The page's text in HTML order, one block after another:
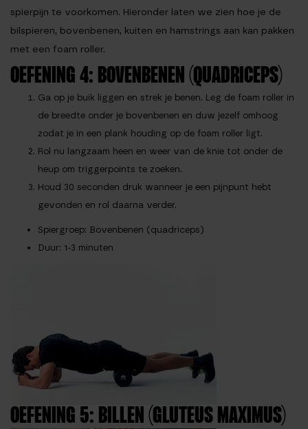
spierpijn te voorkomen. Hieronder laten we zien hoe je de
bilspieren, bovenbenen, kuiten en hamstrings aan kan pakken
met een foam roller.
OEFENING 4: BOVENBENEN (QUADRICEPS)
Ga op je buik liggen en strek je benen. Leg de foam roller in
de breedte onder je bovenbenen en duw jezelf omhoog
zodat je in een plank houding op de foam roller ligt.
Rol nu langzaam heen en weer van de knie tot onder de
heup om triggerpoints te zoeken.
Houd 30 seconden druk wanneer je een pijnpunt hebt
gevonden en rol daarna verder.
Spiergroep: Bovenbenen (quadriceps)
Duur: 1-3 minuten
OEFENING 5: BILLEN (GLUTEUS MAXIMUS)